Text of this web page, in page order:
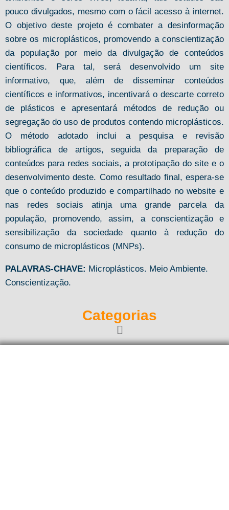
pouco divulgados, mesmo com o fácil acesso à internet.
O objetivo deste projeto é combater a desinformação
sobre os microplásticos, promovendo a conscientização
da população por meio da divulgação de conteúdos
científicos. Para tal, será desenvolvido um site
informativo, que, além de disseminar conteúdos
científicos e informativos, incentivará o descarte correto
de plásticos e apresentará métodos de redução ou
segregação do uso de produtos contendo microplásticos.
O método adotado inclui a pesquisa e revisão
bibliográfica de artigos, seguida da preparação de
conteúdos para redes sociais, a prototipação do site e o
desenvolvimento deste. Como resultado final, espera-se
que o conteúdo produzido e compartilhado no website e
nas redes sociais atinja uma grande parcela da
população, promovendo, assim, a conscientização e
sensibilização da sociedade quanto à redução do
consumo de microplásticos (MNPs).
PALAVRAS-CHAVE: Microplásticos. Meio Ambiente.
Conscientização.
Categorias